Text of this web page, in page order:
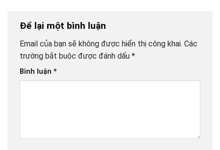
Để lại một bình luận
Email của bạn sẽ không được hiển thị công khai. Các
trường bắt buộc được đánh dấu *
Bình luận *